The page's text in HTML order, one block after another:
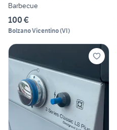
Barbecue
100 €
Bolzano Vicentino(VI)